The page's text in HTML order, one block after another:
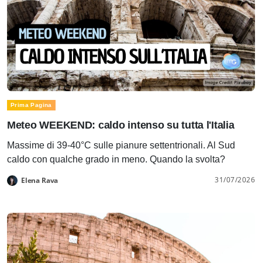
Prima Pagina
Meteo WEEKEND: caldo intenso su tutta l'Italia
Massime di 39-40°C sulle pianure settentrionali. Al Sud
caldo con qualche grado in meno. Quando la svolta?
Elena Rava 31/07/2026